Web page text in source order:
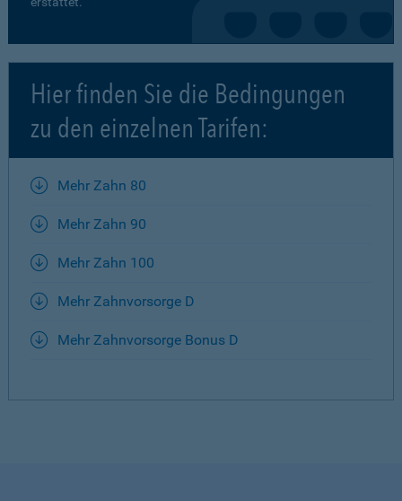
Hier finden Sie die Bedingungen
zu den einzelnen Tarifen:
Mehr Zahn 80
Mehr Zahn 90
Mehr Zahn 100
Mehr Zahnvorsorge D
Mehr Zahnvorsorge Bonus D